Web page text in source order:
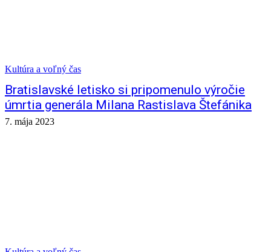
Kultúra a voľný čas
Bratislavské letisko si pripomenulo výročie
úmrtia generála Milana Rastislava Štefánika
7. mája 2023